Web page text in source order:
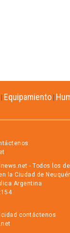
Equipamiento
- Todos los
la Ciudad de
Argentina
contáctenos